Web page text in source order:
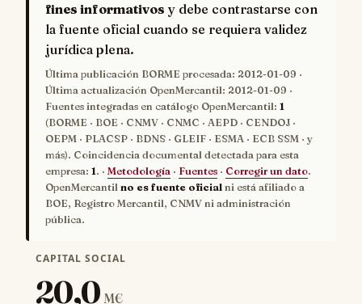
fines informativos y debe contrastarse con
la fuente oficial cuando se requiera validez
jurídica plena.
Última publicación BORME procesada: 2012-01-09 ·
Última actualización OpenMercantil: 2012-01-09 ·
Fuentes integradas en catálogo OpenMercantil: 1
(BORME · BOE · CNMV · CNMC · AEPD · CENDOJ ·
OEPM · PLACSP · BDNS · GLEIF · ESMA · ECB SSM · y
más). Coincidencia documental detectada para esta
empresa: 1. · Metodología · Fuentes · Corregir un dato.
OpenMercantil no es fuente oficial ni está afiliado a
BOE, Registro Mercantil, CNMV ni administración
pública.
CAPITAL SOCIAL
20,0 M€